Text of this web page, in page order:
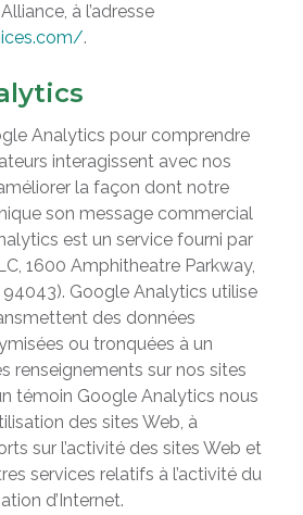
à l’adresse
.
Analytics pour comprendre
interagissent avec nos
la façon dont notre
son message commercial
est un service fourni par
1600 Amphitheatre Parkway,
94043). Google Analytics utilise
des données
ou tronquées à un
renseignements sur nos sites
témoin Google Analytics nous
des sites Web, à
sur l’activité des sites Web et
services relatifs à l’activité du
d’Internet.